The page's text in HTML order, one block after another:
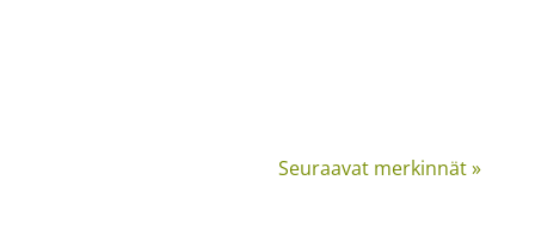
Seuraavat merkinnät »